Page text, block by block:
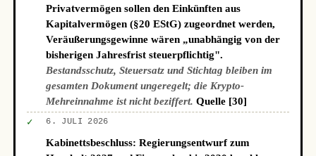
Privatvermögen sollen den Einkünften aus
Kapitalvermögen (§20 EStG) zugeordnet werden,
Veräußerungsgewinne wären „unabhängig von der
bisherigen Jahresfrist steuerpflichtig".
Bestandsschutz, Steuersatz und Stichtag bleiben im
gesamten Dokument ungeregelt; die Krypto-
Mehreinnahme ist nicht beziffert. Quelle [30]
✓ 6. JULI 2026
Kabinettsbeschluss: Regierungsentwurf zum